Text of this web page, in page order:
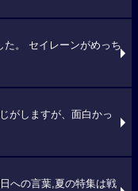
。 セイレーンがめっち
がしますが、面白かっ
への言葉,夏の特集は戦